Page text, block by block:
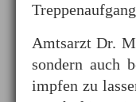
Amtsarzt Dr.
sondern auch
impfen zu